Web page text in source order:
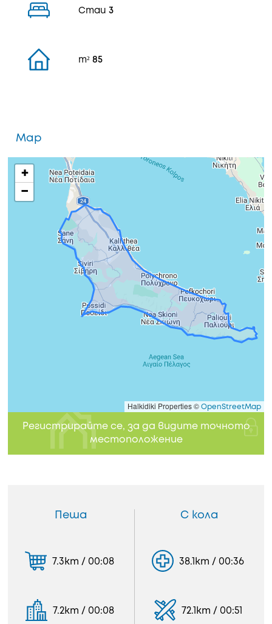
Стаи 3
m² 85
Map
+
−
Halkidiki Properties © OpenStreetMap
Регистрирайте се, за да видите точното
местоположение
Пеша
7.3km / 00:08
7.2km / 00:08
С кола
38.1km / 00:36
72.1km / 00:51